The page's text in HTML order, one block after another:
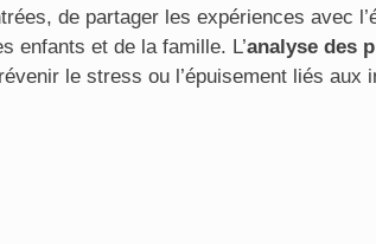
de partager les expériences avec
enfants et de la famille. L’analyse des
le stress ou l’épuisement liés aux